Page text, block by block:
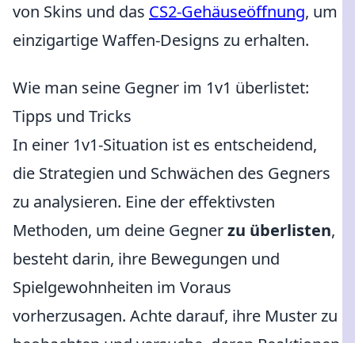
von Skins und das CS2-Gehäuseöffnung, um
einzigartige Waffen-Designs zu erhalten.
Wie man seine Gegner im 1v1 überlistet:
Tipps und Tricks
In einer 1v1-Situation ist es entscheidend,
die Strategien und Schwächen des Gegners
zu analysieren. Eine der effektivsten
Methoden, um deine Gegnerzu überlisten,
besteht darin, ihre Bewegungen und
Spielgewohnheiten im Voraus
vorherzusagen. Achte darauf, ihre Muster zu